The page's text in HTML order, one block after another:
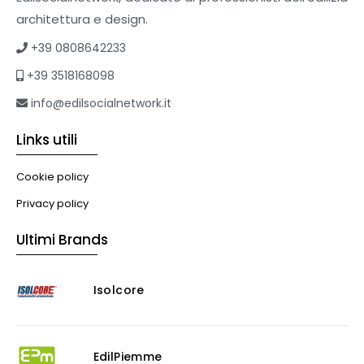
Tetti verdi
eBook
Formazione professionale
Illuminazione
Murature
Risanamento E Restauro
Consolidanti
architettura e design.
+39 0808642233
+39 3518168098
info@edilsocialnetwork.it
Links utili
Cookie policy
Privacy policy
Ultimi Brands
Isolcore
EdilPiemme